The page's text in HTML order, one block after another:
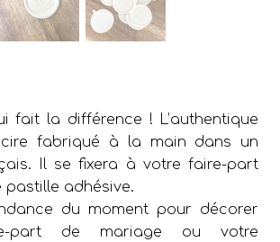
fait la différence ! L’authentique
fabriqué à la main dans un
Il se fixera à votre faire-part
pastille adhésive.
du moment pour décorer
part de mariage ou votre